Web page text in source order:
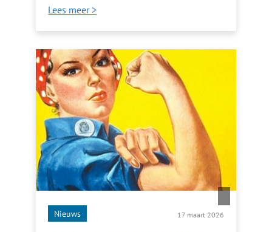
Lees meer >
Nieuws 17 maart 2026